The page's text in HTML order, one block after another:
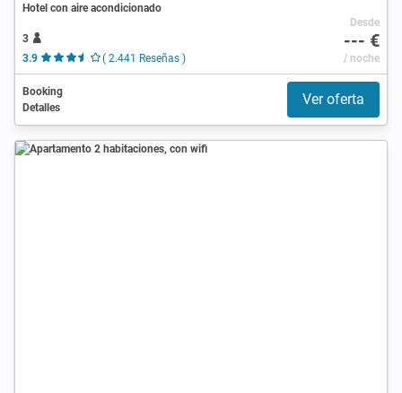
Hotel con aire acondicionado
3
3.9
( 2.441 Reseñas )
Desde
--- €
/ noche
Booking
Detalles
Ver oferta